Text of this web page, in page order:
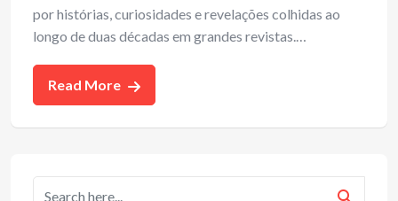
por histórias, curiosidades e revelações colhidas ao
longo de duas décadas em grandes revistas.…
Read More